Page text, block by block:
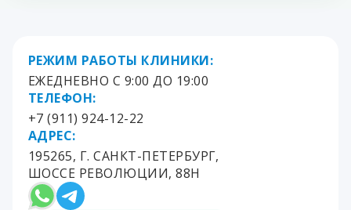
РЕЖИМ РАБОТЫ КЛИНИКИ:
ЕЖЕДНЕВНО С 9:00 ДО 19:00
ТЕЛЕФОН:
+7 (911) 924-12-22
АДРЕС:
195265, Г. САНКТ-ПЕТЕРБУРГ,
ШОССЕ РЕВОЛЮЦИИ, 88Н